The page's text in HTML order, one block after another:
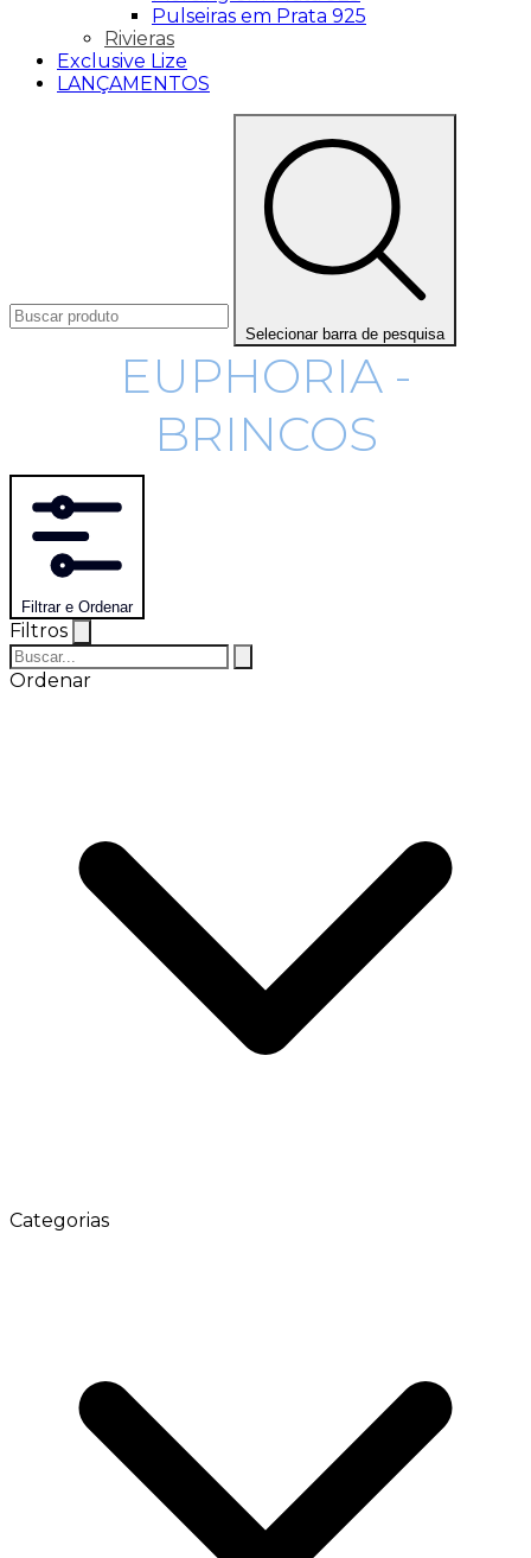
Pulseiras em Prata 925
Rivieras
Exclusive Lize
LANÇAMENTOS
Selecionar barra de pesquisa
EUPHORIA -
BRINCOS
Filtrar e Ordenar
Filtros
Ordenar
Categorias